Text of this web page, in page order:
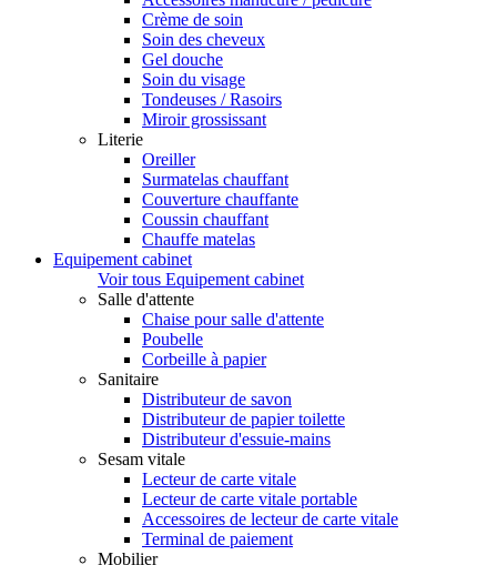
Crème de soin
Soin des cheveux
Gel douche
Soin du visage
Tondeuses / Rasoirs
Miroir grossissant
Literie
Oreiller
Surmatelas chauffant
Couverture chauffante
Coussin chauffant
Chauffe matelas
Equipement cabinet
Voir tous Equipement cabinet
Salle d'attente
Chaise pour salle d'attente
Poubelle
Corbeille à papier
Sanitaire
Distributeur de savon
Distributeur de papier toilette
Distributeur d'essuie-mains
Sesam vitale
Lecteur de carte vitale
Lecteur de carte vitale portable
Accessoires de lecteur de carte vitale
Terminal de paiement
Mobilier